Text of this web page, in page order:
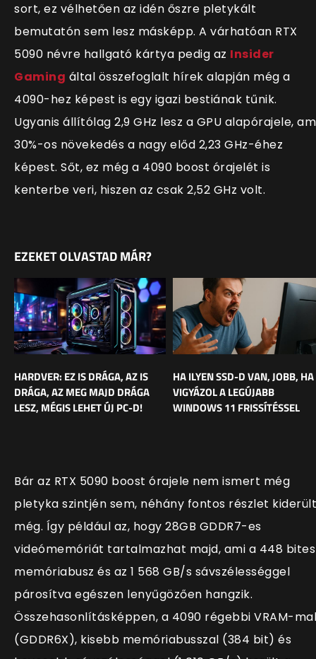
sort, ez vélhetően az idén őszre pletykált
bemutatón sem lesz másképp. A várhatóan RTX
5090 névre hallgató kártya pedig az Insider
Gaming által összefoglalt hírek alapján még a
4090-hez képest is egy igazi bestiának tűnik.
Ugyanis állítólag 2,9 GHz lesz a GPU alapórajele,
30%-os növekedés a nagy előd 2,23 GHz-éhez
képest. Sőt, ez még a 4090 boost órajelét is
kenterbe veri, hiszen az csak 2,52 GHz volt.
EZEKET OLVASTAD MÁR?
HARDVER: EZ IS DRÁGA, AZ IS
DRÁGA, AZ MEG MAJD DRÁGA
LESZ, MÉGIS LEHET ÚJ PC-D!
HA ILYEN SSD-D VAN, JOBB, HA
VIGYÁZOL A LEGÚJABB
WINDOWS 11 FRISSÍTÉSSEL
Bár az RTX 5090 boost órajele nem ismert még
pletyka szintjén sem, néhány fontos részlet kiderült
még. Így például az, hogy 28GB GDDR7-es
videómemóriát tartalmazhat majd, ami a 448 bites
memóriabusz és az 1 568 GB/s sávszélességgel
párosítva egészen lenyűgözően hangzik.
Összehasonlításképpen, a 4090 régebbi VRAM-mal
(GDDR6X), kisebb memóriabusszal (384 bit) és